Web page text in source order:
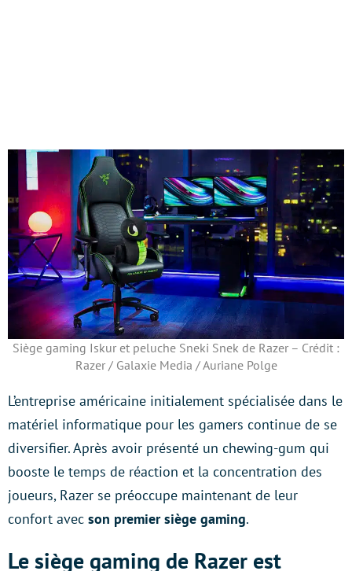
Siège gaming Iskur et peluche Sneki Snek de Razer – Crédit :
Razer / Galaxie Media / Auriane Polge
L’entreprise américaine initialement spécialisée dans le
matériel informatique pour les gamers continue de se
diversifier. Après avoir présenté un chewing-gum qui
booste le temps de réaction et la concentration des
joueurs, Razer se préoccupe maintenant de leur
confort avec son premier siège gaming.
Lesiège gaming de Razer est